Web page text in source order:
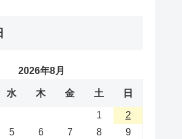
2026年8月
水 木 金 土 日
1
2
5 6 7 8
9